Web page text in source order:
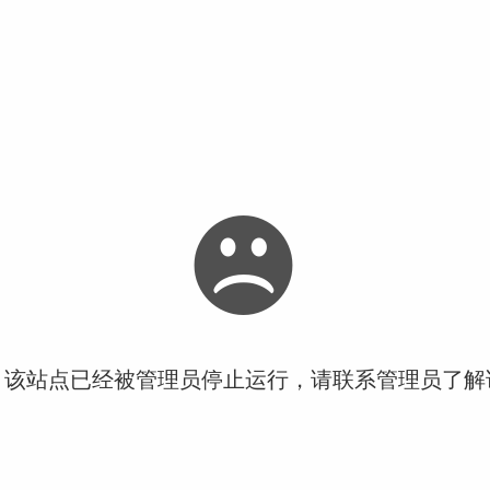
站点已经被管理员停止运行，请联系管理员了